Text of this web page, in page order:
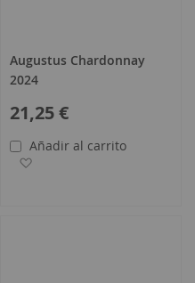
Augustus Chardonnay
2024
21,25 €
Añadir al carrito